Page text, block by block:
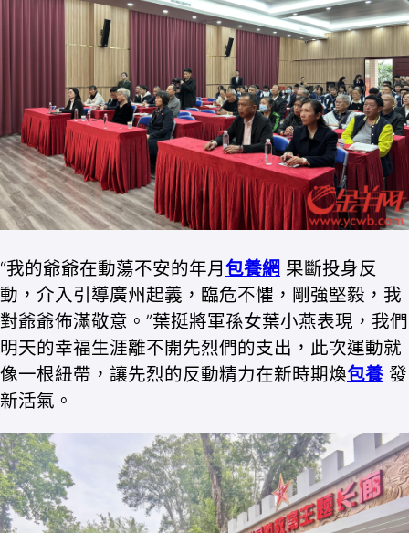
“我的爺爺在動蕩不安的年月包養網 果斷投身反
動，介入引導廣州起義，臨危不懼，剛強堅毅，我
對爺爺佈滿敬意。”葉挺將軍孫女葉小燕表現，我們
明天的幸福生涯離不開先烈們的支出，此次運動就
像一根紐帶，讓先烈的反動精力在新時期煥包養 發
新活氣。